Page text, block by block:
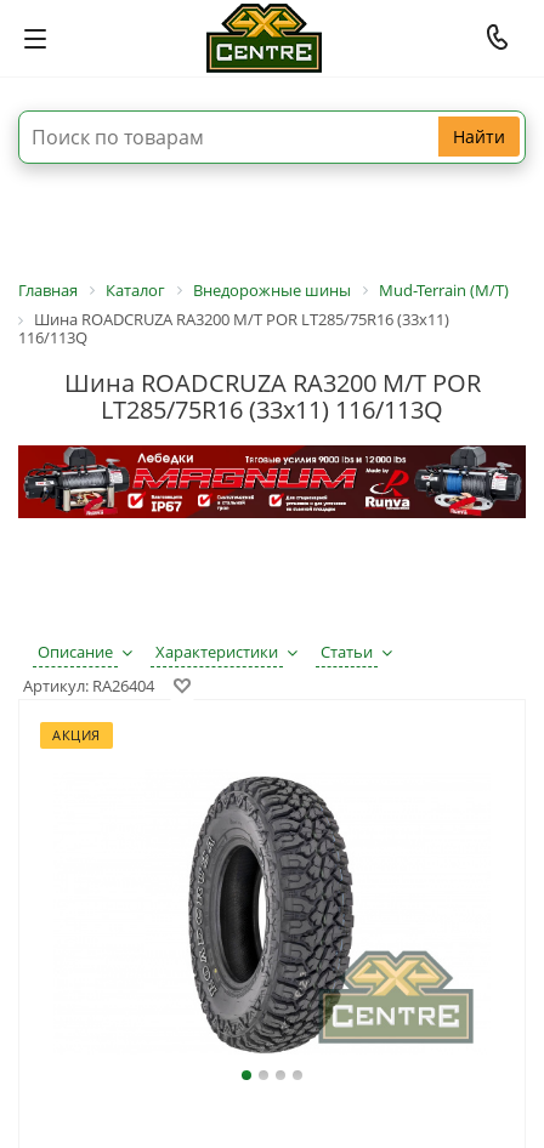
Найти
Главная Каталог Внедорожные шины
Mud-Terrain (M/T)
Шина ROADCRUZA RA3200 M/T POR LT285/75R16 (33x11)
116/113Q
Шина ROADCRUZA RA3200 M/T POR
LT285/75R16 (33x11) 116/113Q
Описание Характеристики
Статьи
Артикул: RA26404
АКЦИЯ